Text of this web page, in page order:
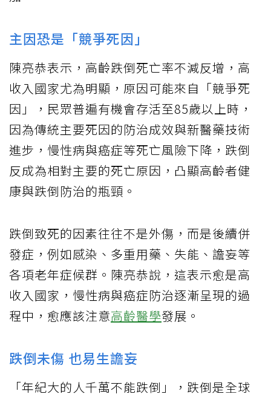
主因恐是「競爭死因」
陳亮恭表示，高齡跌倒死亡率不減反增，高
收入國家尤為明顯，原因可能來自「競爭死
因」，民眾普遍有機會存活至85歲以上時，
因為傳統主要死因的防治成效與新醫藥技術
進步，慢性病與癌症等死亡風險下降，跌倒
反成為相對主要的死亡原因，凸顯高齡者健
康與跌倒防治的瓶頸。
跌倒致死的因素往往不是外傷，而是後續併
發症，例如感染、多重用藥、失能、譫妄等
各項老年症候群。陳亮恭說，這表示愈是高
收入國家，慢性病與癌症防治逐漸呈現的過
程中，愈應該注意高齡醫學發展。
跌倒未傷 也易生譫妄
「年紀大的人千萬不能跌倒」，跌倒是全球